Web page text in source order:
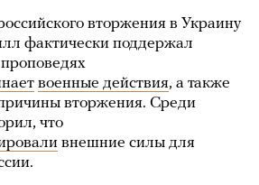
вторжения в Украину
фактически поддержал
военные действия, а также
вторжения. Среди
что
внешние силы для